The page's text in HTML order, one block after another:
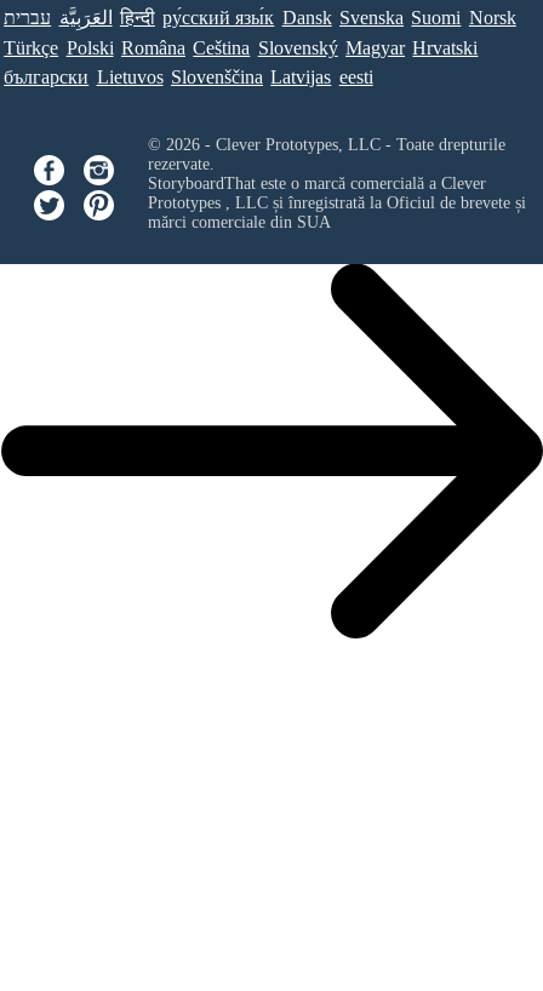
עברית العَرَبِيَّة हिन्दी ру́сский язы́к Dansk Svenska Suomi Norsk
Türkçe Polski Româna Ceština Slovenský Magyar Hrvatski
български Lietuvos Slovenščina Latvijas eesti
© 2026 - Clever Prototypes, LLC - Toate drepturile
rezervate.
StoryboardThat este o marcă comercială a Clever
Prototypes , LLCși înregistrată la Oficiul de brevete și
mărci comerciale din SUA